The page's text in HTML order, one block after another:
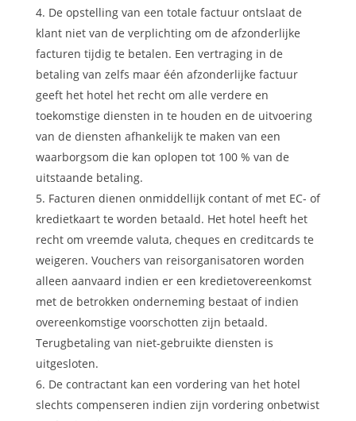
De opstelling van een totale factuur ontslaat de
klant niet van de verplichting om de afzonderlijke
facturen tijdig te betalen. Een vertraging in de
betaling van zelfs maar één afzonderlijke factuur
geeft het hotel het recht om alle verdere en
toekomstige diensten in te houden en de uitvoering
van de diensten afhankelijk te maken van een
waarborgsom die kan oplopen tot 100 % van de
uitstaande betaling.
Facturen dienen onmiddellijk contant of met EC- of
kredietkaart te worden betaald. Het hotel heeft het
recht om vreemde valuta, cheques en creditcards te
weigeren. Vouchers van reisorganisatoren worden
alleen aanvaard indien er een kredietovereenkomst
met de betrokken onderneming bestaat of indien
overeenkomstige voorschotten zijn betaald.
Terugbetaling van niet-gebruikte diensten is
uitgesloten.
De contractant kan een vordering van het hotel
slechts compenseren indien zijn vordering onbetwist